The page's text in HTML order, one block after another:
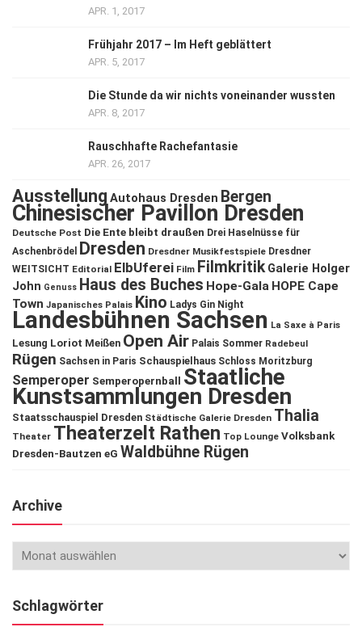
APR. 1, 2017
Frühjahr 2017 – Im Heft geblättert
APR. 5, 2017
Die Stunde da wir nichts voneinander wussten
APR. 8, 2017
Rauschhafte Rachefantasie
APR. 26, 2017
Ausstellung Autohaus Dresden Bergen
Chinesischer Pavillon Dresden
Deutsche Post Die Ente bleibt draußen Drei Haselnüsse für
Aschenbrödel
Dresden Dresdner Musikfestspiele Dresdner
WEITSICHT Editorial ElbUferei Film Filmkritik Galerie Holger
John Genuss Haus des Buches Hope-Gala HOPE Cape
Town Japanisches Palais Kino Ladys Gin Night
Landesbühnen Sachsen La Saxe à Paris
Lesung Loriot Meißen Open Air Palais Sommer Radebeul
Rügen Sachsen in Paris Schauspielhaus Schloss Moritzburg
Semperoper Semperopernball Staatliche
Kunstsammlungen Dresden
Staatsschauspiel Dresden Städtische Galerie Dresden Thalia
Theater Theaterzelt Rathen Top Lounge Volksbank
Dresden-Bautzen eG Waldbühne Rügen
Archive
Schlagwörter